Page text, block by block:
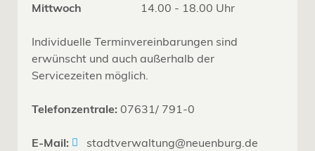
Mittwoch 14.00 - 18.00 Uhr
Individuelle Terminvereinbarungen sind
erwünscht und auch außerhalb der
Servicezeiten möglich.
Telefonzentrale: 07631/ 791-0
E-Mail: stadtverwaltung@neuenburg.de